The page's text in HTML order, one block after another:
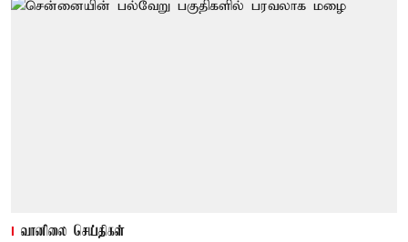
வானிலை செய்திகள்